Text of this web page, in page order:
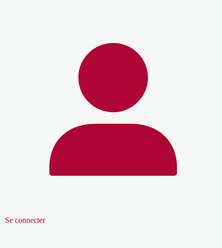
Se connecter